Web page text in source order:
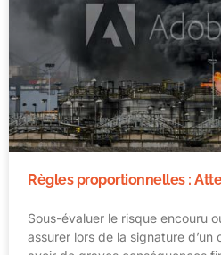
Règles proportionnelles :
Sous-évaluer le risque encouru
assurer lors de la signature d’un